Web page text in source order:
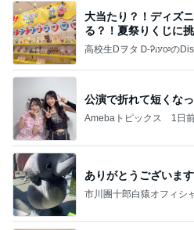
大当たり？！ディズ
る？！夏祭りくじに
公演で折れて短くな
Amebaトピックス 1日
ありがとうございます
市川團十郎白猿オフィシ